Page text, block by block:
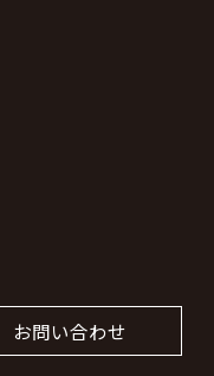
お問い合わせ